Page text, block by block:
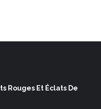
Rouges Et Éclats De